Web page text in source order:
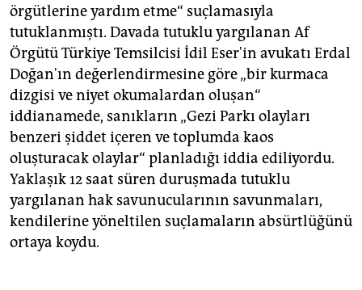
örgütlerine yardım etme“ suçlamasıyla
tutuklanmıştı. Davada tutuklu yargılanan Af
Örgütü Türkiye Temsilcisi İdil Eser'in avukatı Erdal
Doğan'ın değerlendirmesine göre „bir kurmaca
dizgisi ve niyet okumalardan oluşan“
iddianamede, sanıkların „Gezi Parkı olayları
benzeri şiddet içeren ve toplumda kaos
oluşturacak olaylar“ planladığı iddia ediliyordu.
Yaklaşık 12 saat süren duruşmada tutuklu
yargılanan hak savunucularının savunmaları,
kendilerine yöneltilen suçlamaların absürtlüğünü
ortaya koydu.